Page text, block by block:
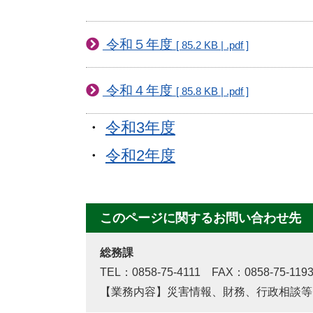
令和５年度 [ 85.2 KB | .pdf ]
令和４年度 [ 85.8 KB | .pdf ]
・ 令和3年度
・ 令和2年度
このページに関するお問い合わせ先
総務課
TEL：0858-75-4111 FAX：0858-75-1193
【業務内容】災害情報、財務、行政相談等